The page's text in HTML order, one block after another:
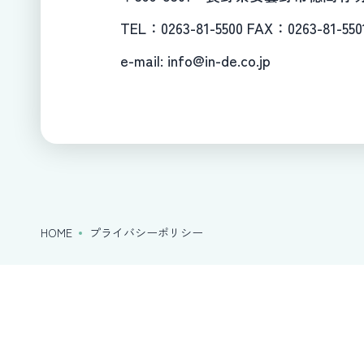
TEL：0263-81-5500 FAX：0263-81-
e-mail: info@in-de.co.jp
HOME プライバシーポリシー